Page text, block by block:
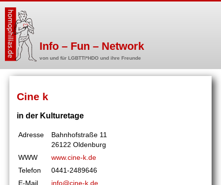
Info – Fun – Network
von und für LGBTTI*HDO und ihre Freunde
Cine k
in der Kulturetage
Adresse
Bahnhofstraße 11
26122 Oldenburg
WWW
www.cine-k.de
Telefon
0441-2489646
E-Mail
info@cine-k.de